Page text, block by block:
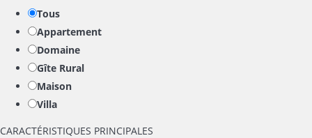
Tous
Appartement
Domaine
Gîte Rural
Maison
Villa
CARACTÉRISTIQUES PRINCIPALES